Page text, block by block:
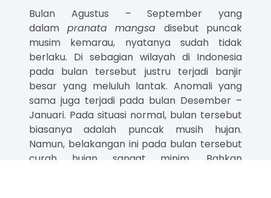
Bulan Agustus – September yang
dalam pranata mangsa disebut puncak
musim kemarau, nyatanya sudah tidak
berlaku. Di sebagian wilayah di Indonesia
pada bulan tersebut justru terjadi banjir
besar yang meluluh lantak. Anomali yang
sama juga terjadi pada bulan Desember –
Januari. Pada situasi normal, bulan tersebut
biasanya adalah puncak musih hujan.
Namun, belakangan ini pada bulan tersebut
curah hujan sangat minim. Bahkan